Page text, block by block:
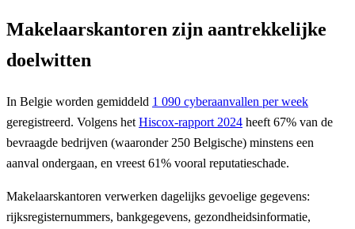
Makelaarskantoren zijn aantrekkelijke
doelwitten
In Belgie worden gemiddeld 1 090 cyberaanvallen per week
geregistreerd. Volgens het Hiscox-rapport 2024 heeft 67% van de
bevraagde bedrijven (waaronder 250 Belgische) minstens een
aanval ondergaan, en vreest 61% vooral reputatieschade.
Makelaarskantoren verwerken dagelijks gevoelige gegevens:
rijksregisternummers, bankgegevens, gezondheidsinformatie,